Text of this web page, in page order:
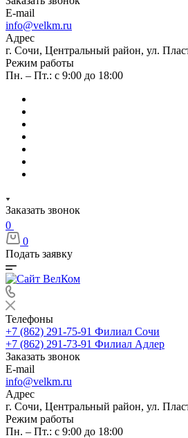
E-mail
info@velkm.ru
Адрес
г. Сочи, Центральный район, ул.
Режим работы
Пн. – Пт.: с 9:00 до 18:00
Заказать звонок
0
0
Подать заявку
Телефоны
+7 (862) 291-75-91 Филиал Сочи
+7 (862) 291-73-91 Филиал Адлер
Заказать звонок
E-mail
info@velkm.ru
Адрес
г. Сочи, Центральный район, ул.
Режим работы
Пн. – Пт.: с 9:00 до 18:00